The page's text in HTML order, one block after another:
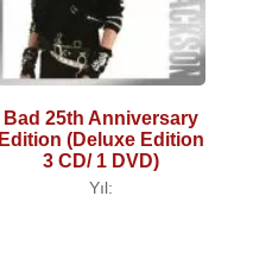
Bad 25th Anniversary
Edition (Deluxe Edition
3 CD/ 1 DVD)
Yıl: